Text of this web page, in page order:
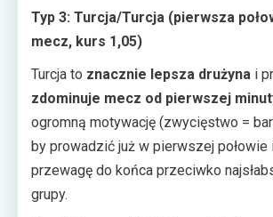
Typ 3: Turcja/Turcja (pierwsza
mecz, kurs 1,05)
Turcja to znacznie lepsza drużyna i
zdominuje mecz od pierwszej
ogromną motywację (zwycięstwo =
by prowadzić już w pierwszej połowie
przewagę do końca przeciwko
grupy.